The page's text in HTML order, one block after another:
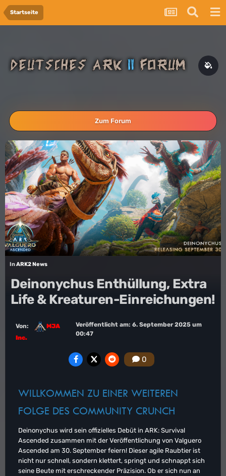
Startseite
Zum Forum
InARK2 News
Deinonychus Enthüllung, Extra
Life & Kreaturen-Einreichungen!
Von:
MJA
Inc.
Veröffentlicht am: 6. September 2025 um
00:47
0
WILLKOMMEN ZU EINER WEITEREN
FOLGE DES COMMUNITY CRUNCH
Deinonychus wird sein offizielles Debüt in ARK: Survival
Ascended zusammen mit der Veröffentlichung von Valguero
Ascended am 30. September feiern! Dieser agile Raubtier ist
nicht nur schnell, sondern klettert, springt und schnappt sich
seine Beute mit erschreckender Präzision. Ob er sich nun an